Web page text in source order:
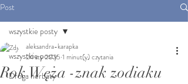
Post
wszystkie posty
Droga herbaty
wszystkie posty
Rok Węża -znak zodiaku
aleksandra-karapka
24 sty 2025 1 minut(y) czytania